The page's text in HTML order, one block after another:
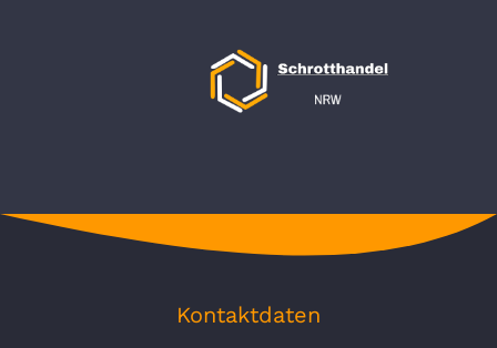
Kontaktdaten